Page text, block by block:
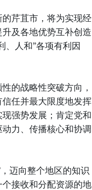
芹苴市，将为实现经
及各地优势互补创造
、人和”各项有利因
的战略性突破方向，
任并最大限度地发挥
强势发展；肯定党和
力、传播核心和协调
迈向整个地区的知识
接收和分配资源的地